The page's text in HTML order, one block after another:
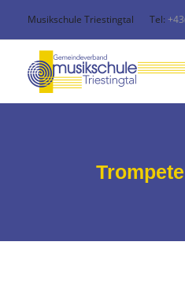
Musikschule Triestingtal Tel:
Trompete